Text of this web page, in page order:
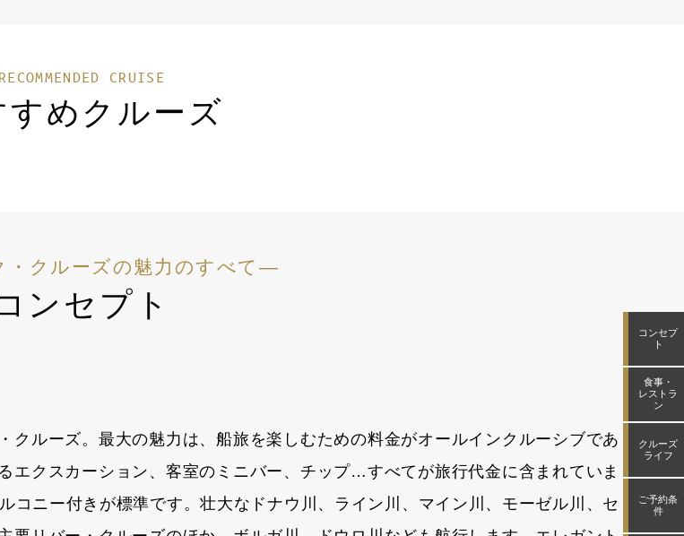
コンセプ
ト
食事・
レストラ
ン
クルーズ
ライフ
ご予約条
件
RECOMMENDED CRUISE
すめクルーズ
クルーズの魅力のすべて―
ンセプト
クルーズ。最大の魅力は、船旅を楽しむための料金がオールインクルーシブであ
エクスカーション、客室のミニバー、チップ…すべてが旅行代金に含まれていま
コニー付きが標準です。壮大なドナウ川、ライン川、マイン川、モーゼル川、セ